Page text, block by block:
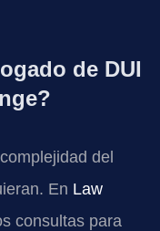
de DUI
del
En Law
consultas para